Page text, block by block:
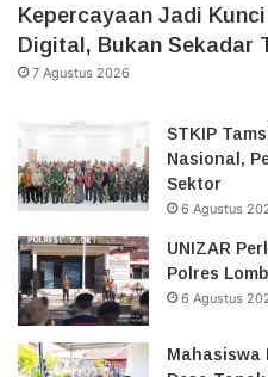
Kepercayaan Jadi
Digital, Bukan Sekadar
7 Agustus 2026
STKIP
Nasional,
Sektor
6 Agustus
UNIZAR
Polres
6 Agustus
Mahasiswa